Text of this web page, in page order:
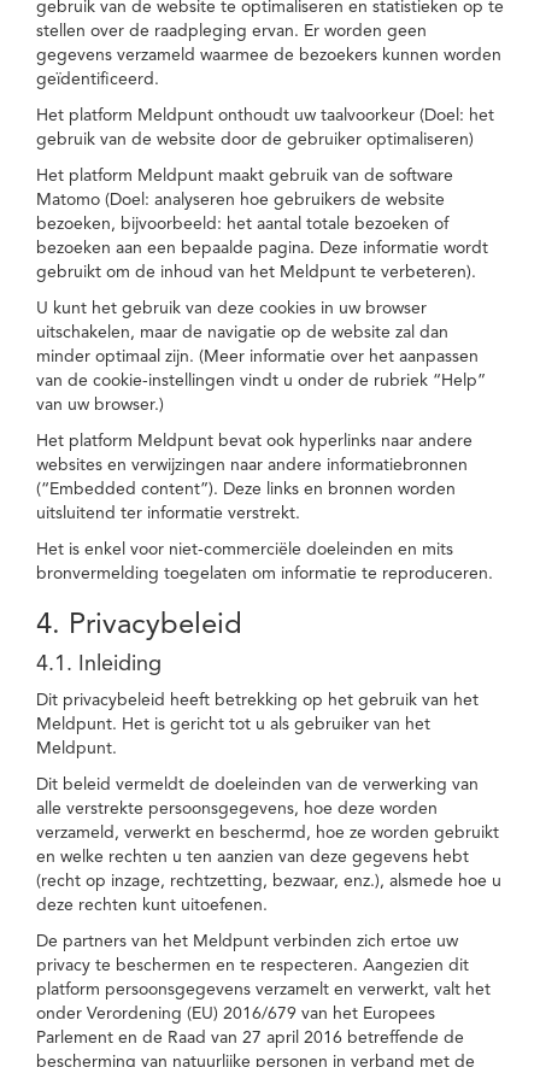
gebruik van de website te optimaliseren en statistieken op te
stellen over de raadpleging ervan. Er worden geen
gegevens verzameld waarmee de bezoekers kunnen worden
geïdentificeerd.
Het platform Meldpunt onthoudt uw taalvoorkeur (Doel: het
gebruik van de website door de gebruiker optimaliseren)
Het platform Meldpunt maakt gebruik van de software
Matomo (Doel: analyseren hoe gebruikers de website
bezoeken, bijvoorbeeld: het aantal totale bezoeken of
bezoeken aan een bepaalde pagina. Deze informatie wordt
gebruikt om de inhoud van het Meldpunt te verbeteren).
U kunt het gebruik van deze cookies in uw browser
uitschakelen, maar de navigatie op de website zal dan
minder optimaal zijn. (Meer informatie over het aanpassen
van de cookie-instellingen vindt u onder de rubriek “Help”
van uw browser.)
Het platform Meldpunt bevat ook hyperlinks naar andere
websites en verwijzingen naar andere informatiebronnen
(“Embedded content”). Deze links en bronnen worden
uitsluitend ter informatie verstrekt.
Het is enkel voor niet-commerciële doeleinden en mits
bronvermelding toegelaten om informatie te reproduceren.
4. Privacybeleid
4.1. Inleiding
Dit privacybeleid heeft betrekking op het gebruik van het
Meldpunt. Het is gericht tot u als gebruiker van het
Meldpunt.
Dit beleid vermeldt de doeleinden van de verwerking van
alle verstrekte persoonsgegevens, hoe deze worden
verzameld, verwerkt en beschermd, hoe ze worden gebruikt
en welke rechten u ten aanzien van deze gegevens hebt
(recht op inzage, rechtzetting, bezwaar, enz.), alsmede hoe u
deze rechten kunt uitoefenen.
De partners van het Meldpunt verbinden zich ertoe uw
privacy te beschermen en te respecteren. Aangezien dit
platform persoonsgegevens verzamelt en verwerkt, valt het
onder Verordening (EU) 2016/679 van het Europees
Parlement en de Raad van 27 april 2016 betreffende de
bescherming van natuurlijke personen in verband met de